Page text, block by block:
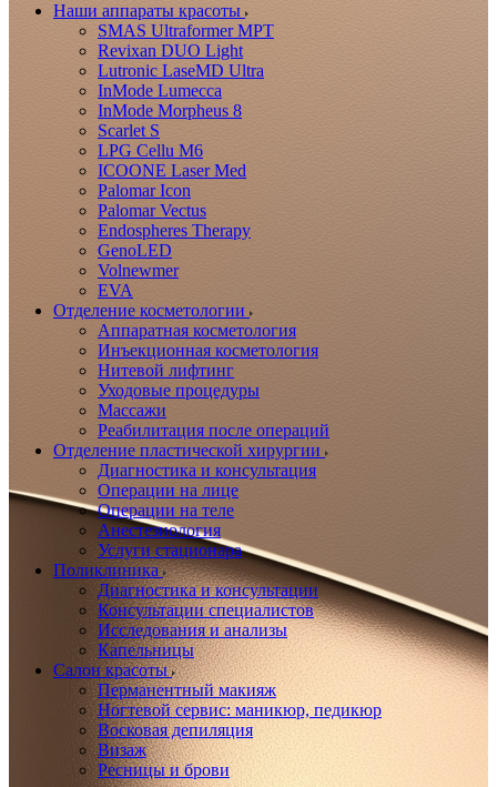
Наши аппараты красоты
SMAS Ultraformer MPT
Revixan DUO Light
Lutronic LaseMD Ultra
InMode Lumecca
InMode Morpheus 8
Scarlet S
LPG Cellu M6
ICOONE Laser Med
Palomar Icon
Palomar Vectus
Endospheres Therapy
GenoLED
Volnewmer
EVA
Отделение косметологии
Аппаратная косметология
Инъекционная косметология
Нитевой лифтинг
Уходовые процедуры
Массажи
Реабилитация после операций
Отделение пластической хирургии
Диагностика и консультация
Операции на лице
Операции на теле
Анестезиология
Услуги стационара
Поликлиника
Диагностика и консультации
Консультации специалистов
Исследования и анализы
Капельницы
Салон красоты
Перманентный макияж
Ногтевой сервис: маникюр, педикюр
Восковая депиляция
Визаж
Ресницы и брови